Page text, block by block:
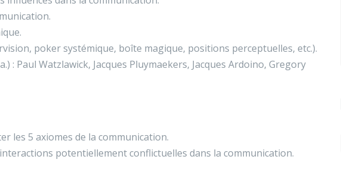
poker systémique, boîte magique, positions perceptuelles, etc.).
: Paul Watzlawick, Jacques Pluymaekers, Jacques Ardoino, Gregory
les 5 axiomes de la communication.
potentiellement conflictuelles dans la communication.